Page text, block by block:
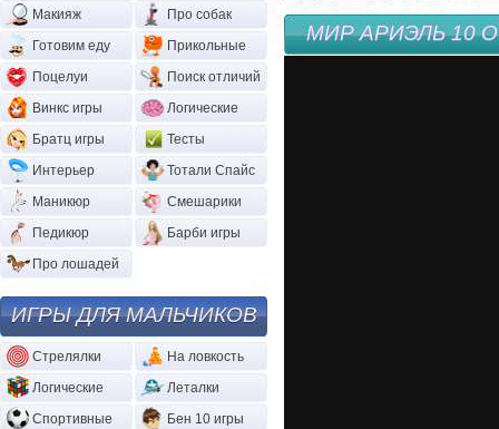
МИР АРИЭЛЬ 10
Макияж
Про собак
Готовим еду
Прикольные
Поцелуи
Поиск отличий
Винкс игры
Логические
Братц игры
Тесты
Интерьер
Тотали Спайс
Маникюр
Смешарики
Педикюр
Барби игры
Про лошадей
ИГРЫ ДЛЯ МАЛЬЧИКОВ
Стрелялки
На ловкость
Логические
Леталки
Спортивные
Бен 10 игры